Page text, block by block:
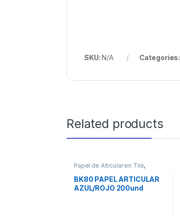
SKU:N/A Categories:
Related products
Papel de Articular en Tira,
PROTESIS
BK80 PAPEL ARTICULAR
AZUL/ROJO 200und